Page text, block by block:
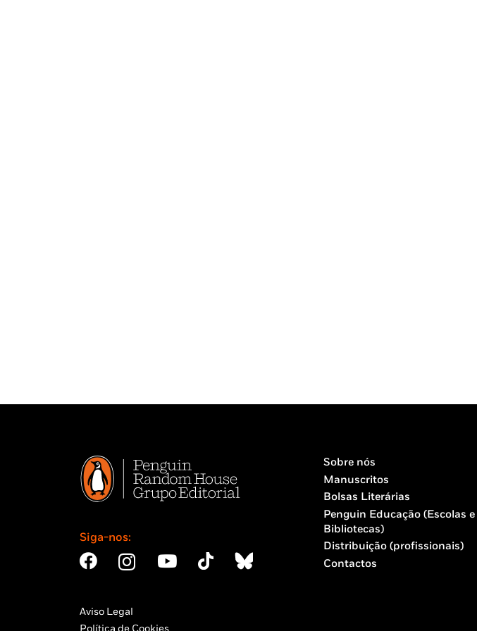
Siga-nos:
Aviso Legal
Política de Cookies
Sobre nós
Manuscritos
Bolsas Literárias
Penguin Educação (Escolas e
Bibliotecas)
Distribuição (profissionais)
Contactos